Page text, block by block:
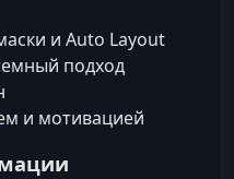
и Auto Layout
подход
и мотивацией